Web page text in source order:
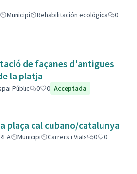
Municipi Rehabilitación ecológica
0
de façanes d'antigues
la platja
Públic 0 0 Acceptada
plaça cal cubano/catalunya
Municipi Carrers i Vials 0
0